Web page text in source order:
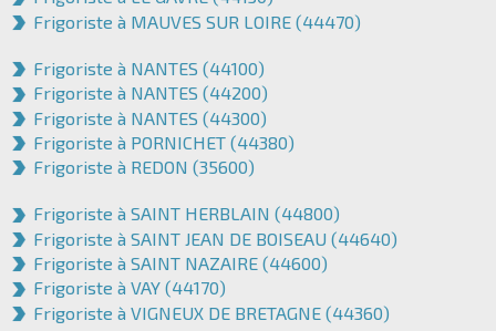
Frigoriste à MAUVES SUR LOIRE (44470)
Frigoriste à NANTES (44100)
Frigoriste à NANTES (44200)
Frigoriste à NANTES (44300)
Frigoriste à PORNICHET (44380)
Frigoriste à REDON (35600)
Frigoriste à SAINT HERBLAIN (44800)
Frigoriste à SAINT JEAN DE BOISEAU (44640)
Frigoriste à SAINT NAZAIRE (44600)
Frigoriste à VAY (44170)
Frigoriste à VIGNEUX DE BRETAGNE (44360)